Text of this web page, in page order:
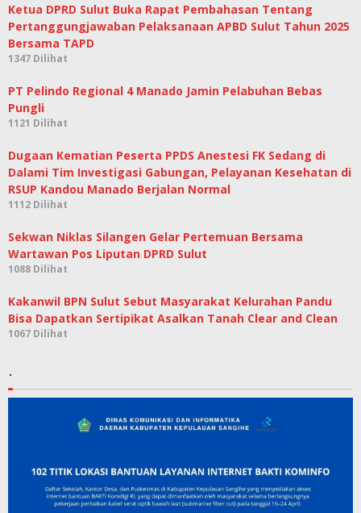
Ketua DPRD Sulut Buka Rapat Pembahasan Tentang
Pertanggungjawaban Pelaksanaan APBD Sulut Tahun 2025
Bersama TAPD
1347 Dilihat
PT Pelindo Regional 4 Manado Jamin Pelabuhan Bebas
Pungli
1121 Dilihat
Dugaan Kematian Peserta PPDS Anestesi FK Sedang di
Dalami Tim Investigasi Gabungan, Pelayanan Kesehatan di
RSUP Kandou Manado Berjalan Normal
1112 Dilihat
Sekwan Niklas Silangen Gelar Pertemuan Bersama
Wartawan Pos Liputan DPRD Sulut
1088 Dilihat
Kakanwil BPN Sulut Sebut Masyarakat Kelurahan Pandu
Bisa Dapatkan Sertipikat Asalkan Tanah Clear and Clean
1067 Dilihat
.